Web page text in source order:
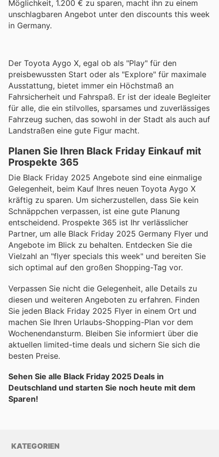
Möglichkeit, 1.200 € zu sparen, macht ihn zu einem
unschlagbaren Angebot unter den discounts this week
in Germany.
Der Toyota Aygo X, egal ob als "Play" für den
preisbewussten Start oder als "Explore" für maximale
Ausstattung, bietet immer ein Höchstmaß an
Fahrsicherheit und Fahrspaß. Er ist der ideale Begleiter
für alle, die ein stilvolles, sparsames und zuverlässiges
Fahrzeug suchen, das sowohl in der Stadt als auch auf
Landstraßen eine gute Figur macht.
Planen Sie Ihren Black Friday Einkauf mit
Prospekte 365
Die Black Friday 2025 Angebote sind eine einmalige
Gelegenheit, beim Kauf Ihres neuen Toyota Aygo X
kräftig zu sparen. Um sicherzustellen, dass Sie kein
Schnäppchen verpassen, ist eine gute Planung
entscheidend. Prospekte 365 ist Ihr verlässlicher
Partner, um alle Black Friday 2025 Germany Flyer und
Angebote im Blick zu behalten. Entdecken Sie die
Vielzahl an "flyer specials this week" und bereiten Sie
sich optimal auf den großen Shopping-Tag vor.
Verpassen Sie nicht die Gelegenheit, alle Details zu
diesen und weiteren Angeboten zu erfahren. Finden
Sie jeden Black Friday 2025 Flyer in einem Ort und
machen Sie Ihren Urlaubs-Shopping-Plan vor dem
Wochenendansturm. Bleiben Sie informiert über die
aktuellen limited-time deals und sichern Sie sich die
besten Preise.
Sehen Sie alle Black Friday 2025 Deals in
Deutschland und starten Sie noch heute mit dem
Sparen!
KATEGORIEN